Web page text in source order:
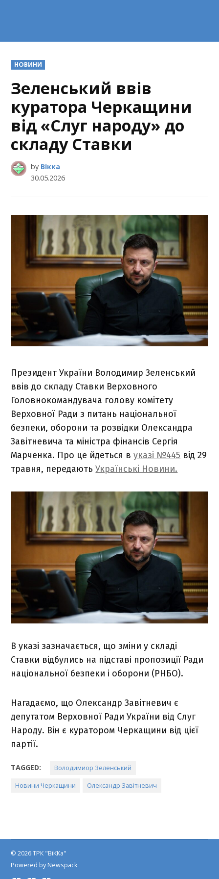
POSTED
IN
НОВИНИ
Зеленський ввів
куратора Черкащини
від «Слуг народу» до
складу Ставки
by Вікка
30.05.2026
Президент України Володимир Зеленський
ввів до складу Ставки Верховного
Головнокомандувача голову комітету
Верховної Ради з питань національної
безпеки, оборони та розвідки Олександра
Завітневича та міністра фінансів Сергія
Марченка. Про це йдеться вуказі №445 від 29
травня, передаютьУкраїнськi Новини.
В указі зазначається, що зміни у складі
Ставки відбулись на підставі пропозиції Ради
національної безпеки і оборони (РНБО).
Нагадаємо, що Олександр Завітневич є
депутатом Верховної Ради України від Слуг
Народу. Він є куратором Черкащини від цієї
партії.
TAGGED: Володимиор Зеленський
Новини Черкащини Олександр Завітневич
© 2026 ТРК "ВіККа"
Powered by Newspack